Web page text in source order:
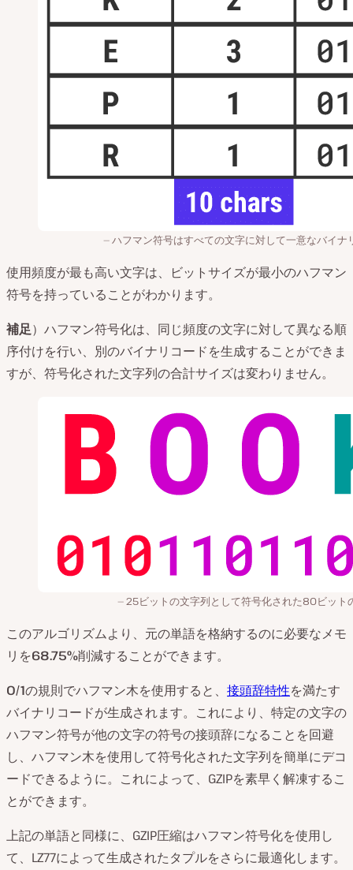
ハフマン符号はすべての文字に対して一意なバイナ
使用頻度が最も高い文字は、ビットサイズが最小のハフマン
符号を持っていることがわかります。
補足）ハフマン符号化は、同じ頻度の文字に対して異なる順
序付けを行い、別のバイナリコードを生成することができま
すが、符号化された文字列の合計サイズは変わりません。
25ビットの文字列として符号化された80ビット
このアルゴリズムより、元の単語を格納するのに必要なメモ
リを68.75%削減することができます。
0/1の規則でハフマン木を使用すると、 接頭辞特性を満たす
バイナリコードが生成されます。これにより、特定の文字の
ハフマン符号が他の文字の符号の接頭辞になることを回避
し、ハフマン木を使用して符号化された文字列を簡単にデコ
ードできるように。これによって、GZIPを素早く解凍するこ
とができます。
上記の単語と同様に、GZIP圧縮はハフマン符号化を使用し
て、LZ77によって生成されたタプルをさらに最適化します。